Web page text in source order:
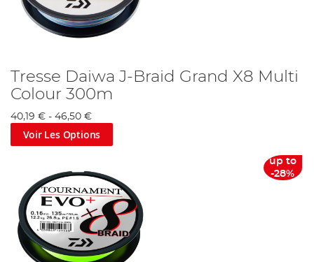
Tresse Daiwa J-Braid Grand X8 Multi
Colour 300m
40,19 € - 46,50 €
Voir Les Options
up to
-28%